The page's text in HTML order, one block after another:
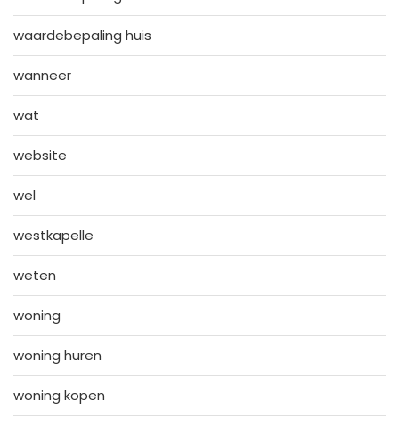
waardebepaling huis
wanneer
wat
website
wel
westkapelle
weten
woning
woning huren
woning kopen